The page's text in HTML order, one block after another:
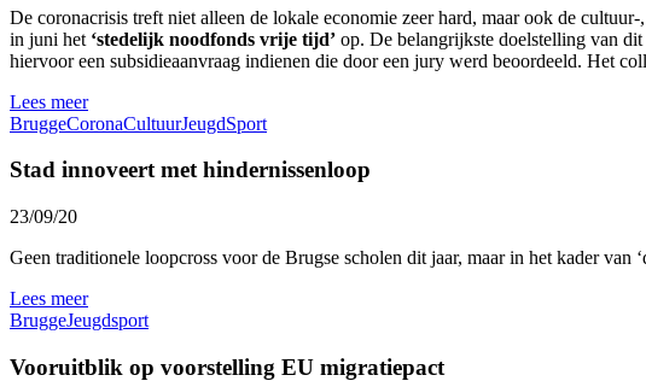
De coronacrisis treft niet alleen de lokale economie zeer hard, maar ook de
in juni het ‘stedelijk noodfonds vrije tijd’ op. De belangrijkste doelstelling van
hiervoor een subsidieaanvraag indienen die door een jury werd beoordeeld. Het
Lees meer
BruggeCoronaCultuurJeugdSport
Stad innoveert met hindernissenloop
23/09/20
Geen traditionele loopcross voor de Brugse scholen dit jaar, maar in het kader
Lees meer
BruggeJeugdsport
Vooruitblik op voorstelling EU migratiepact